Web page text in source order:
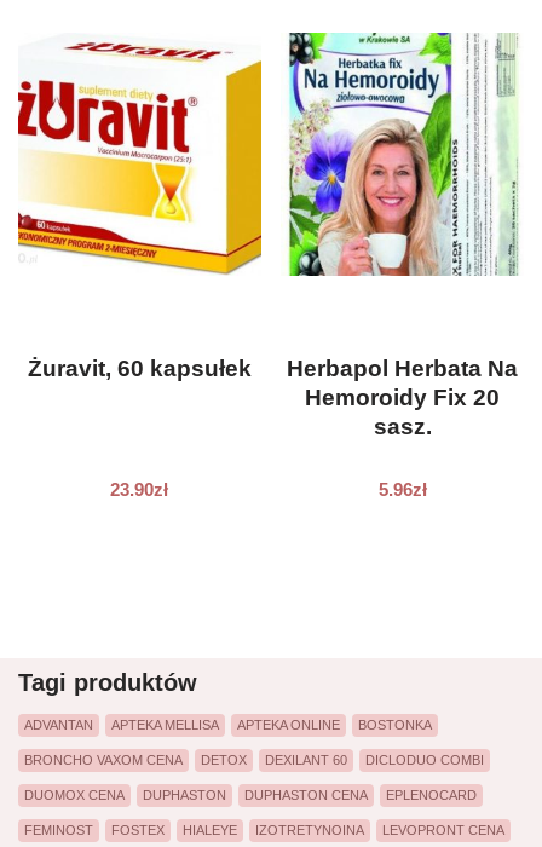
Żuravit, 60 kapsułek
23.90zł
Herbapol Herbata Na
Hemoroidy Fix 20
sasz.
5.96zł
Tagi produktów
ADVANTAN APTEKA MELLISA APTEKA ONLINE BOSTONKA
BRONCHO VAXOM CENA DETOX DEXILANT 60 DICLODUO COMBI
DUOMOX CENA DUPHASTON DUPHASTON CENA EPLENOCARD
FEMINOST FOSTEX HIALEYE IZOTRETYNOINA LEVOPRONT CENA